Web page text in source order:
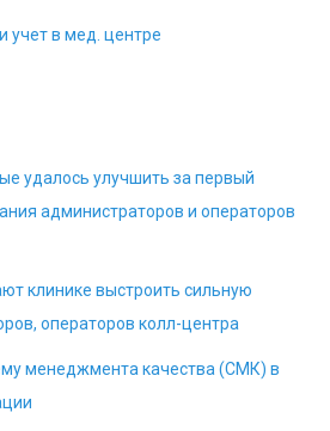
учет в мед. центре
удалось улучшить за первый
администраторов и операторов
клинике выстроить сильную
операторов колл-центра
менеджмента качества (СМК) в